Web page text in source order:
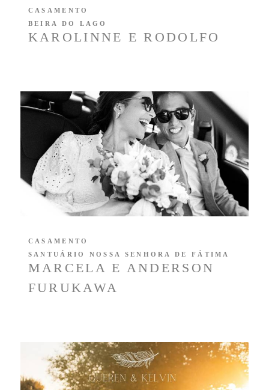
KAROLINNE E RODOLFO
CASAMENTO
BEIRA DO LAGO
MARCELA E ANDERSON
FURUKAWA
CASAMENTO
SANTUÁRIO NOSSA SENHORA DE FÁTIMA